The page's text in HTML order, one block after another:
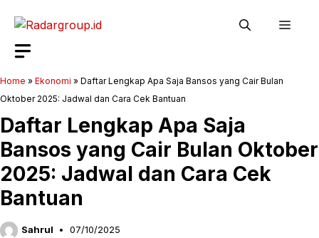
Home » Ekonomi » Daftar Lengkap Apa Saja Bansos yang Cair Bulan
Oktober 2025: Jadwal dan Cara Cek Bantuan
Daftar Lengkap Apa Saja
Bansos yang Cair Bulan Oktober
2025: Jadwal dan Cara Cek
Bantuan
Sahrul 07/10/2025